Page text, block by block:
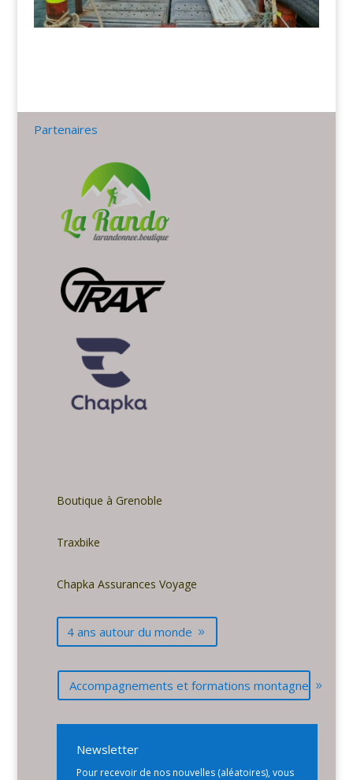
Partenaires
Boutique à Grenoble
Traxbike
Chapka Assurances Voyage
4 ans autour du monde
Accompagnements et formations montagne
Newsletter
Pour recevoir de nos nouvelles (aléatoires), vous